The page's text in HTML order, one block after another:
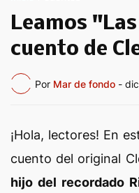
Leamos
cuento de
Por Mar de fondo -
¡Hola, lectores! En
cuento del original
hijo del recordado